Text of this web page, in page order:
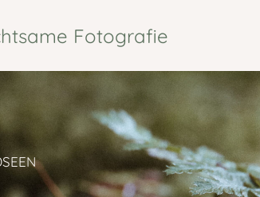
Fotografie